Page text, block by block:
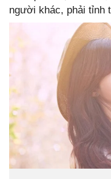
người khác, phải tỉnh